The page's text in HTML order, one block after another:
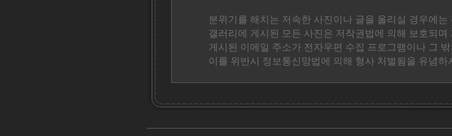
분위기를 해치는 저속한 사진이나 글을 올리실 경우에
갤러리에 게시된 모든 사진은 저작권법에 의해 보호되
게시된 이메일 주소가 전자우편 수집 프로그램이나 그
이를 위반시 정보통신망법에 의해 형사 처벌됨을 유념하